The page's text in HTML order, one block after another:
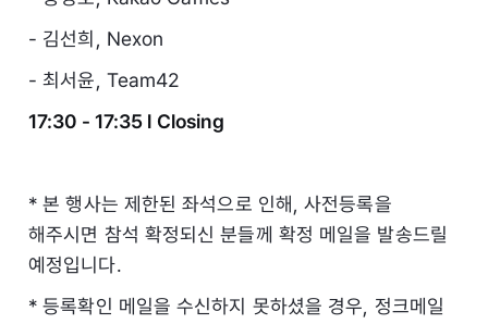
- 김선희, Nexon
- 최서윤, Team42
17:30 - 17:35 l Closing
* 본 행사는 제한된 좌석으로 인해, 사전등록을
해주시면 참석 확정되신 분들께 확정 메일을 발송드릴
예정입니다.
* 등록확인 메일을 수신하지 못하셨을 경우, 정크메일